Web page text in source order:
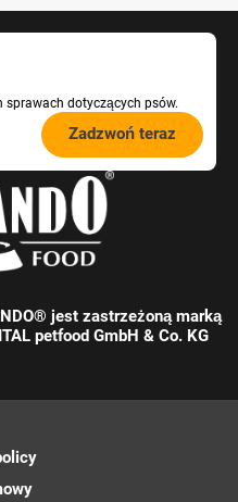
sprawach dotyczących psów.
Zadzwoń teraz
jest zastrzeżoną marką
petfood GmbH & Co. KG